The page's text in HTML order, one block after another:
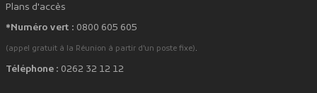
Plans d'accès
*Numéro vert : 0800 605 605
(appel gratuit à la Réunion à partir d'un poste fixe).
Téléphone : 0262 32 12 12